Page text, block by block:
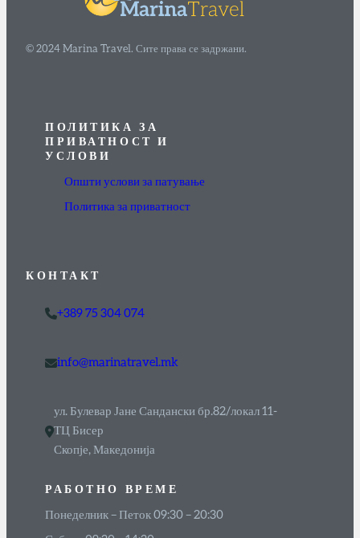
КСАМИЛ
© 2024 Marina Travel. Сите права се задржани.
ПОЛИТИКА ЗА
ПРИВАТНОСТ И
УСЛОВИ
Општи услови за патување
Политика за приватност
КОНТАКТ
+389 75 304 074
info@marinatravel.mk
ул. Булевар Јане Сандански бр.82/локал 11-
ТЦ Бисер
Скопје, Македонија
РАБОТНО ВРЕМЕ
Понеделник – Петок 09:30 – 20:30